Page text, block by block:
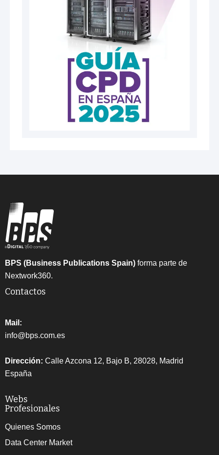
BPS (Business Publications Spain) forma parte de
Nextwork360.
Contactos
Mail:
info@bps.com.es
Dirección: Calle Azcona 12, Bajo B, 28028, Madrid
España
Webs
Profesionales
Quienes Somos
Data Center Market